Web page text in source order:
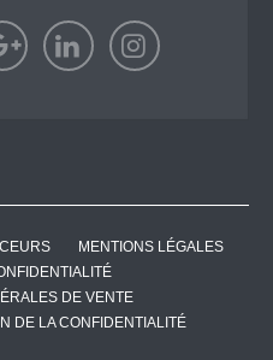
MENTIONS LÉGALES
DE VENTE
DE LA CONFIDENTIALITÉ